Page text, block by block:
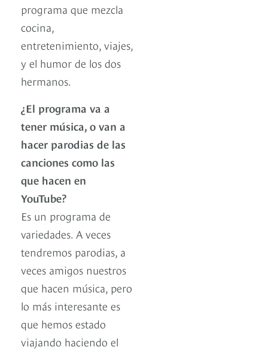
programa que mezcla
cocina,
entretenimiento, viajes,
y el humor de los dos
hermanos.
¿El programa va a
tener música, o van a
hacer parodias de las
canciones como las
que hacen en
YouTube?
Es un programa de
variedades. A veces
tendremos parodias, a
veces amigos nuestros
que hacen música, pero
lo más interesante es
que hemos estado
viajando haciendo el